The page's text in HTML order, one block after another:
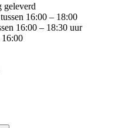
geleverd
16:00 – 18:00
16:00 – 18:30 uur
16:00